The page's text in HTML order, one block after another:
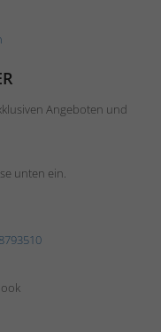
Angeboten und
unten ein.